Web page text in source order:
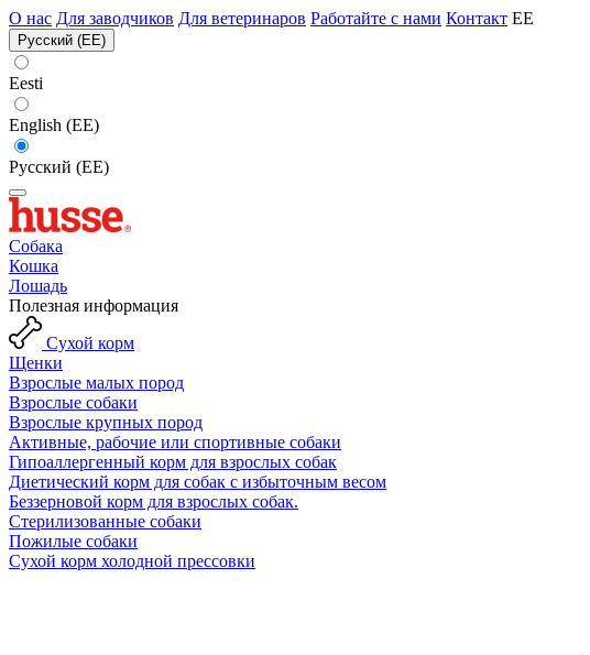
О нас Для заводчиков Для ветеринаров Работайте с нами Контакт EE
Русский (EE)
Eesti
English (EE)
Русский (EE)
Собака
Кошка
Лошадь
Полезная информация
Сухой корм
Щенки
Взрослые малых пород
Взрослые собаки
Взрослые крупных пород
Активные, рабочие или спортивные собаки
Гипоаллергенный корм для взрослых собак
Диетический корм для собак с избыточным весом
Беззерновой корм для взрослых собак.
Стерилизованные собаки
Пожилые собаки
Сухой корм холодной прессовки